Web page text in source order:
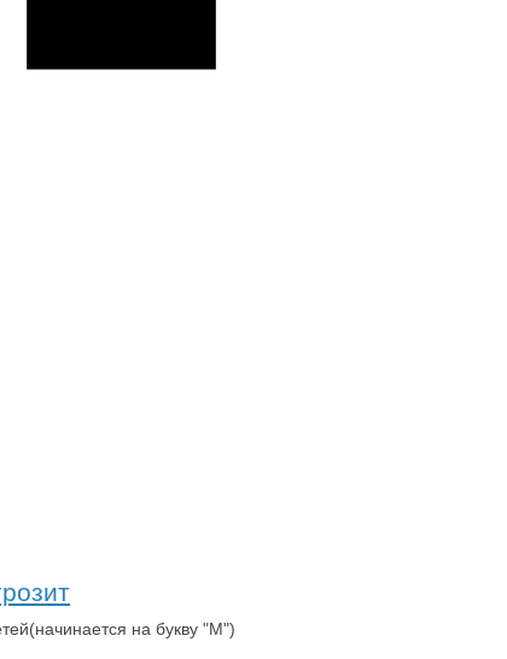
на букву "М")